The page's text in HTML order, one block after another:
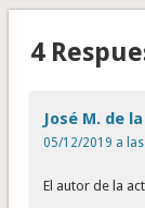
4
José M. de
05/12/2019 a
El autor de la